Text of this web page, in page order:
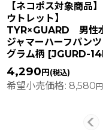
【ネコポス対象商品
ウトレット】
TYR×GUARD 男性
ジャマーハーフパン
グラム柄 [JGURD-
4,290円(税込)
希望小売価格: 8,580 円